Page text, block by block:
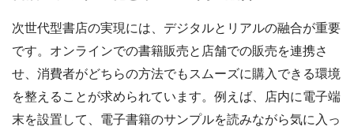
次世代型書店の実現には、デジタルとリアルの融合が重要
です。オンラインでの書籍販売と店舗での販売を連携さ
せ、消費者がどちらの方法でもスムーズに購入できる環境
を整えることが求められています。例えば、店内に電子端
末を設置して、電子書籍のサンプルを読みながら気に入っ